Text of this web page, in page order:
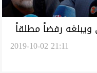
ويبلغه رفضاً مطلقاً
2019-10-02 21:11